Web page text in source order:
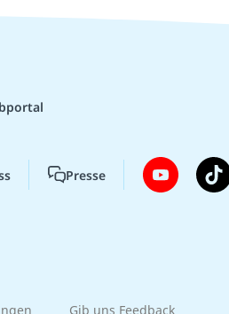
Presse
Gib uns Feedback